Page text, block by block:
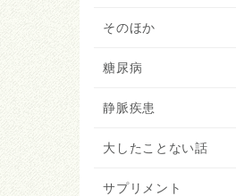
そのほか
糖尿病
静脈疾患
大したことない話
サプリメント